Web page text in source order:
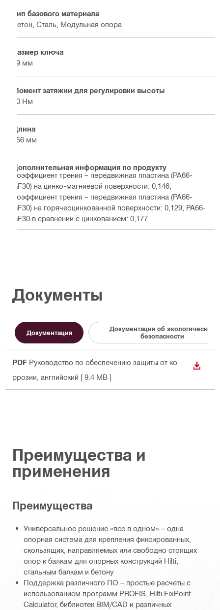
Тип базового материала
Бетон, Сталь, Модульная опора
Размер ключа
19 мм
Момент затяжки для регулировки высоты
50 Нм
Длина
256 мм
Дополнительная информация по продукту
Коэффициент трения – передвижная пластина (PA66-
GF30) на цинко-магниевой поверхности: 0,146,
Коэффициент трения – передвижная пластина (PA66-
GF30) на горячеоцинкованной поверхности: 0,129, PA66-
GF30 в сравнении с цинкованием: 0,177
Документы
Документация
Документация об экологической
безопасности
PDF Руководство по обеспечению защиты от ко
ррозии , английский [ 9.4 MB ]
Преимущества и
применения
Преимущества
Универсальное решение «все в одном» – одна
опорная система для крепления фиксированных,
скользящих, направляемых или свободно стоящих
опор к балкам для опорных конструкций Hilti,
стальным балкам и бетону
Поддержка различного ПО – простые расчеты с
использованием программ PROFIS, Hilti FixPoint
Calculator, библиотек BIM/CAD и различных